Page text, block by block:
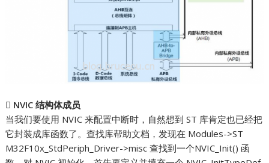
 NVIC 结构体成员
当我们要使用 NVIC 来配置中断时，自然想到 ST 库肯定也已经把
它封装成库函数了。查找库帮助文档，发现在 Modules->ST
M32F10x_StdPeriph_Driver->misc 查找到一个NVIC_Init() 函